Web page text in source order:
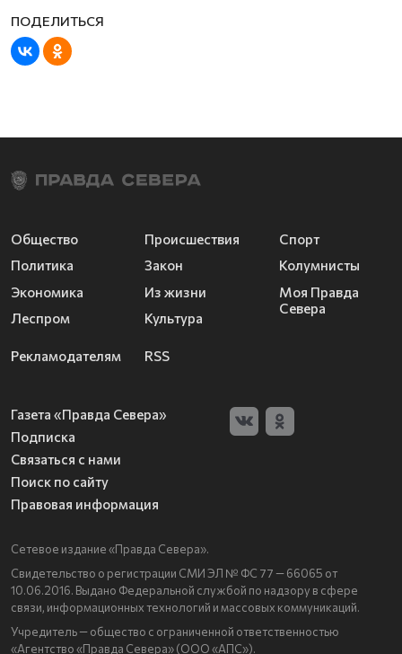
Общество
Политика
Экономика
Леспром
Происшествия
Закон
Из жизни
Культура
Спорт
Колумнисты
Моя Правда
Севера
Рекламодателям RSS
Газета «Правда Севера»
Подписка
Связаться с нами
Поиск по сайту
Правовая информация
Сетевое издание «Правда Севера».
Свидетельство о регистрации СМИ ЭЛ № ФС 77 — 66065 от
10.06.2016. Выдано Федеральной службой по надзору в сфере
связи, информационных технологий и массовых коммуникаций.
Учредитель — общество с ограниченной ответственностью
«Агентство «Правда Севера» (ООО «АПС»).